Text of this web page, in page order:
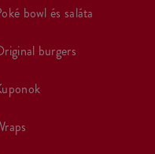
poké bowl és saláta
original burgers
kuponok
wraps